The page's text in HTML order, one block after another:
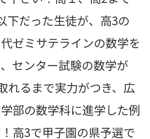
下だった生徒が、高3の
ゼミサテラインの数学を
センター試験の数学が
れるまで実力がつき、広
部の数学科に進学した例
高3で甲子園の県予選で